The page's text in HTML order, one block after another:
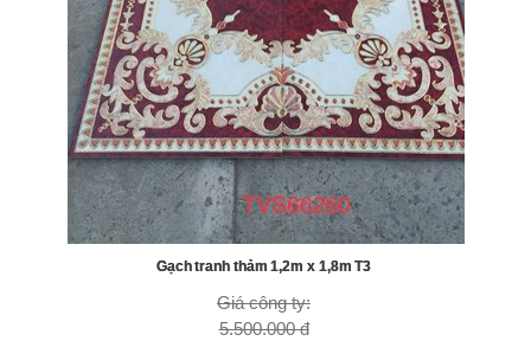
Gạch tranh thảm 1,2m x 1,8m T3
Giá công ty:
5.500.000 đ